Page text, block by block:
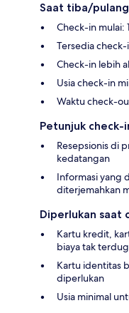
Saat tiba/pulang
Check-in mulai:
Tersedia
Check-in lebih
Usia check-in
Waktu check-
Petunjuk check-
Resepsionis di
kedatangan
Informasi yang
diterjemahkan
Diperlukan saat
Kartu kredit,
biaya tak
Kartu identitas
diperlukan
Usia minimal